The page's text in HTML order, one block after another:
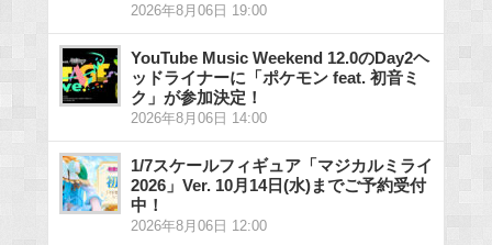
2026年8月06日 19:00
YouTube Music Weekend 12.0のDay2ヘ
ッドライナーに「ポケモン feat. 初音ミ
ク」が参加決定！
2026年8月06日 14:00
1/7スケールフィギュア「マジカルミライ
2026」Ver. 10月14日(水)までご予約受付
中！
2026年8月06日 12:00